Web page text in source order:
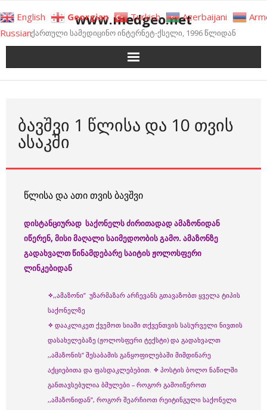
to
content
www.medgeo.net
ქართული სამედიცინო ინტერნეტ-ქსელი, 1996 წლიდან
ᲑᲐᲕᲨᲕᲘ 1 ᲬᲚᲘᲡᲐ ᲓᲐ 10 ᲗᲕᲘᲡ
ᲐᲡᲐᲙᲨᲘ
წლისა და ათი თვის ბავშვი
დისტანციურად საქონელსძირითადადამაზონიდან
იწერენ, მისი მაღალი საიმედოობის გამო. ამაზონზე
გადახვალთწინამდებარესაიტისჟოლოსფერი
ლინკებიდან
✧,,ამაზონი” უზარმაზარ არჩევანს გთავაზობთ ყველა ტიპის
საქონელზე
✧ დააკლიკეთ ქვემოთ სიაში თქვენთვის სასურველი ნივთის
დასახელებაზე (ჟოლოსფერი ტექსტი) და გადახვალთ
,,ამაზონის“ შესაბამის განყოფილებაში მიმდინარე
აქციებითა და ფასდაკლებებით. ✧ პოსტის ბოლო ნაწილში
განთავსებულია ბმულები – როგორ გამოიწეროთ
,,ამაზონიდან”, როგორ შეარჩიოთ რეიტინგული საქონელი
English Georgian Turkish Azerbaijani
Russian